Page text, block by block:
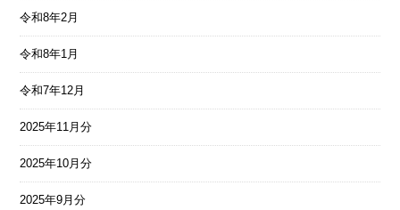
令和8年2月
令和8年1月
令和7年12月
2025年11月分
2025年10月分
2025年9月分